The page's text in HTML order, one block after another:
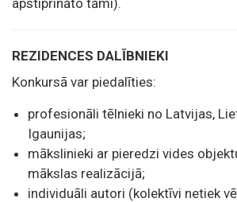
REZIDENCES DALĪBNIEKI
Konkursā var piedalīties:
profesionāli tēlnieki no Latvijas,
Igaunijas;
mākslinieki ar pieredzi vides
mākslas realizācijā;
individuāli autori (kolektīvi netiek